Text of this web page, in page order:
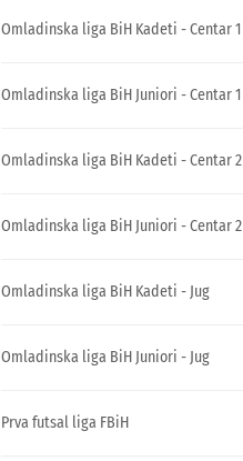
Omladinska liga BiH Kadeti - Centar 1
Omladinska liga BiH Juniori - Centar 1
Omladinska liga BiH Kadeti - Centar 2
Omladinska liga BiH Juniori - Centar 2
Omladinska liga BiH Kadeti - Jug
Omladinska liga BiH Juniori - Jug
Prva futsal liga FBiH